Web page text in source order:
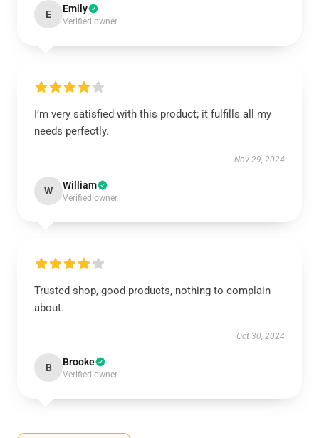
E Emily
Verified owner
I’m very satisfied with this product; it fulfills all my
needs perfectly.
Nov 29, 2024
W William
Verified owner
Trusted shop, good products, nothing to complain
about.
Oct 30, 2024
B Brooke
Verified owner